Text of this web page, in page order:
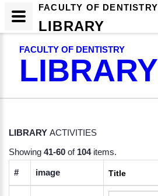
FACULTY OF DENTISTRY
LIBRARY
LIBRARY ACTIVITIES
Showing 41-60 of 104items.
# image Title
FACULTY OF DENTISTRY
LIBRARY